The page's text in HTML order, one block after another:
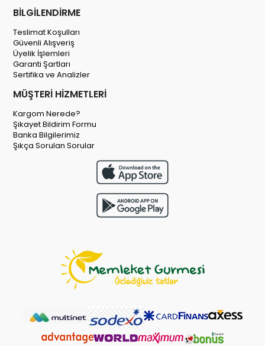
BİLGİLENDİRME
Teslimat Koşulları
Güvenli Alışveriş
Üyelik İşlemleri
Garanti Şartları
Sertifika ve Analizler
MÜŞTERİ HİZMETLERİ
Kargom Nerede?
Şikayet Bildirim Formu
Banka Bilgilerimiz
Şıkça Sorulan Sorular